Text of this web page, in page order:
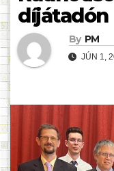
díjátadón
By PM
JÚN 1,